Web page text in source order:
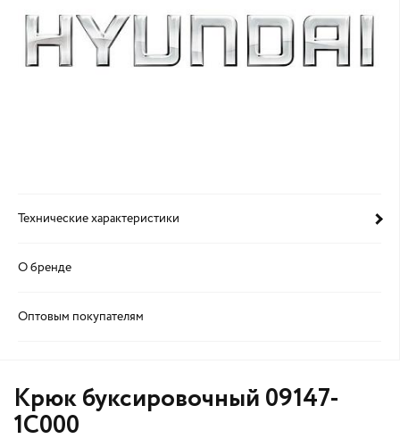
Технические характеристики
О бренде
Оптовым покупателям
Крюк буксировочный 09147-
1C000